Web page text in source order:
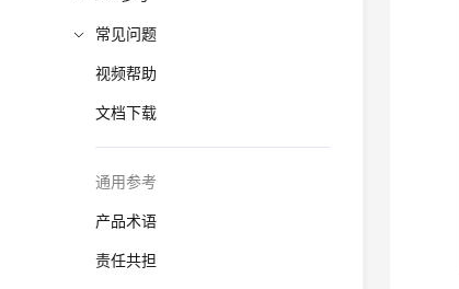
常见问题
视频帮助
文档下载
通用参考
产品术语
责任共担